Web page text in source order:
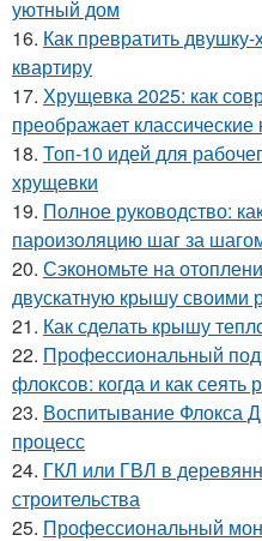
уютный дом
16. Как превратить
квартиру
17. Хрущевка 2025: как
преображает классические
18. Топ-10 идей для
хрущевки
19. Полное руководство:
пароизоляцию шаг за
20. Сэкономьте на
двускатную крышу своими
21. Как сделать крышу
22. Профессиональный
флоксов: когда и как сеять
23. Воспитывание Флокса
процесс
24. ГКЛ или ГВЛ в
строительства
25. Профессиональный